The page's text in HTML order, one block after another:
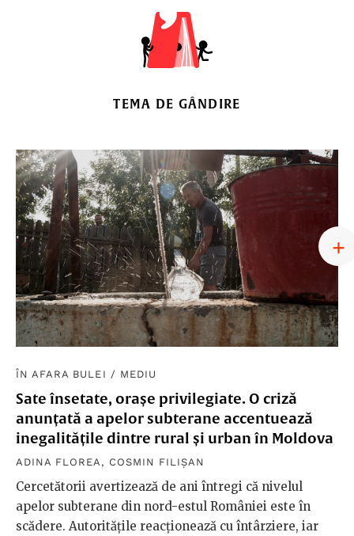
TEMA DE GÂNDIRE
ÎN AFARA BULEI / MEDIU
Sate însetate, orașe privilegiate. O criză
anunțată a apelor subterane accentuează
inegalitățile dintre rural și urban în Moldova
ADINA FLOREA , COSMIN FILIȘAN
Cercetătorii avertizează de ani întregi că nivelul
apelor subterane din nord-estul României este în
scădere. Autoritățile reacționează cu întârziere, iar